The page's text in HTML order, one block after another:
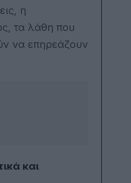
η
τα λάθη που
να επηρεάζουν
και